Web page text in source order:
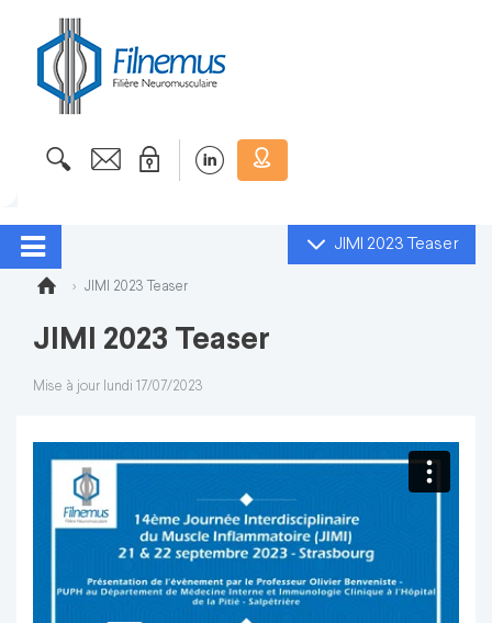
JIMI 2023 Teaser
JIMI 2023 Teaser
JIMI 2023 Teaser
Mise à jour lundi 17/07/2023